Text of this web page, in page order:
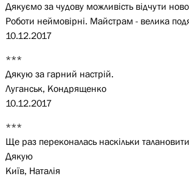
Дякуємо за чудову можливість відчути
Роботи неймовірні. Майстрам - велика
10.12.2017
***
Дякую за гарний настрій.
Луганськ, Кондрященко
10.12.2017
***
Ще раз переконалась наскільки
Дякую
Київ, Наталія